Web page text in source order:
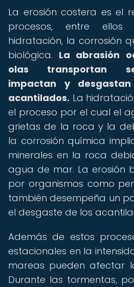
La erosión costera es el
procesos, entre
hidratación, la corrosión
biológica. La abrasión
olas transportan
impactan y
acantilados. La
el proceso por el cual el
grietas de la roca y la
la corrosión química
minerales en la roca
agua de mar. La erosión
por organismos como
también desempeña un
el desgaste de los
Además de estos
estacionales en la
mareas pueden afectar
Durante las tormentas,